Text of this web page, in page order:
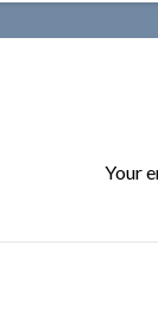
Your